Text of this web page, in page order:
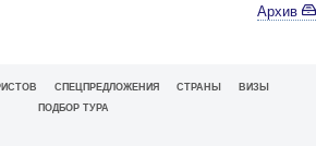
Архив
СПЕЦПРЕДЛОЖЕНИЯ СТРАНЫ
ВИЗЫ
ПОДБОР ТУРА